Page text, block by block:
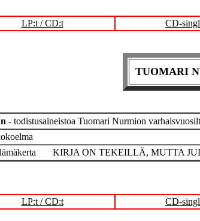
LP:t / CD:t CD-
TUOMARI
- todistusaineistoa Tuomari Nurmion
KIRJA ON TEKEILLÄ, MUTTA
LP:t / CD:t CD-